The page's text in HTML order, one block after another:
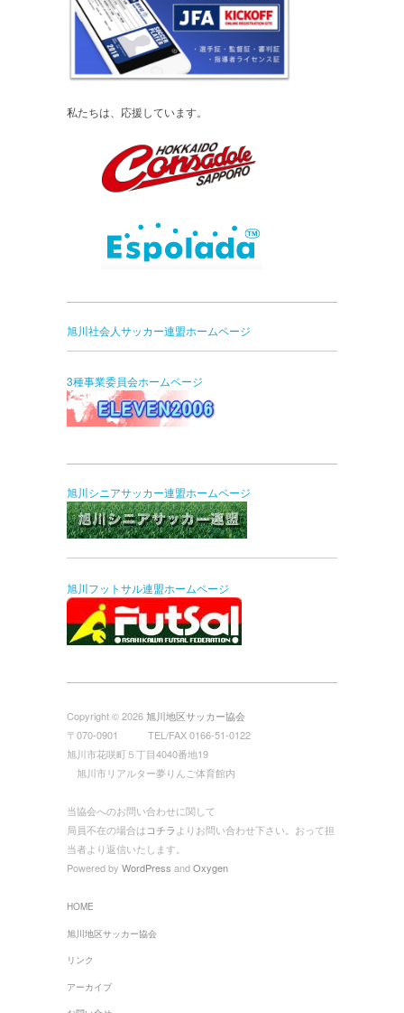
私たちは、応援しています。
旭川社会人サッカー連盟ホームページ
3種事業委員会ホームページ
旭川シニアサッカー連盟ホームページ
旭川フットサル連盟ホームページ
Copyright © 2026旭川地区サッカー協会
〒070-0901 TEL/FAX 0166-51-0122
旭川市花咲町５丁目4040番地19
旭川市リアルター夢りんご体育館内
当協会へのお問い合わせに関して
局員不在の場合はコチラよりお問い合わせ下さい。おって担
当者より返信いたします。
Powered by WordPress andOxygen
HOME
旭川地区サッカー協会
リンク
アーカイブ